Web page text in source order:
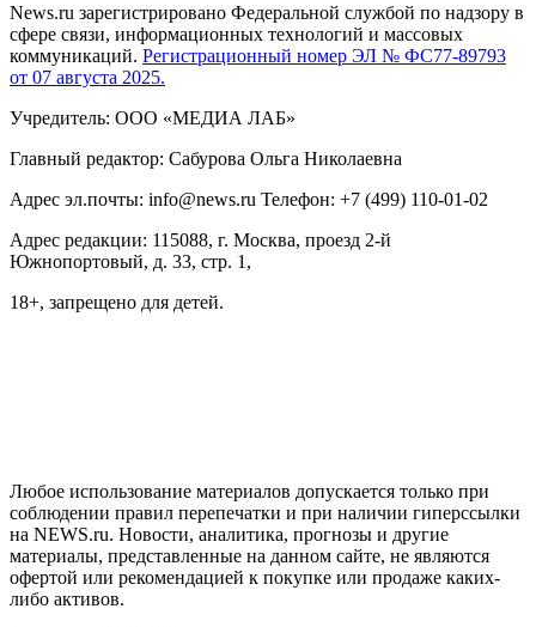
News.ru зарегистрировано Федеральной службой по надзору в
сфере связи, информационных технологий и массовых
коммуникаций. Регистрационный номер ЭЛ № ФС77-89793
от 07 августа 2025.
Учредитель: ООО «МЕДИА ЛАБ»
Главный редактор: Сабурова Ольга Николаевна
Адрес эл.почты: info@news.ru Телефон: +7 (499) 110-01-02
Адрес редакции: 115088, г. Москва, проезд 2-й
Южнопортовый, д. 33, стр. 1,
18+, запрещено для детей.
Любое использование материалов допускается только при
соблюдении правил перепечатки и при наличии гиперссылки
на NEWS.ru. Новости, аналитика, прогнозы и другие
материалы, представленные на данном сайте, не являются
офертой или рекомендацией к покупке или продаже каких-
либо активов.